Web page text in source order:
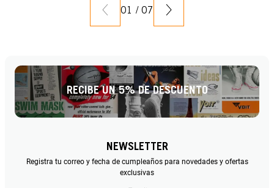
01 / 07
RECIBE UN 5% DE DESCUENTO
NEWSLETTER
Registra tu correo y fecha de cumpleaños para novedades y ofertas
exclusivas